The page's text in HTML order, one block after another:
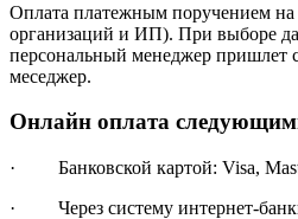
Оплата платежным поручением на
организаций и ИП). При выборе
персональный менеджер пришлет
меседжер.
Онлайн оплата
· Банковской картой: Visa,
· Через систему интернет-